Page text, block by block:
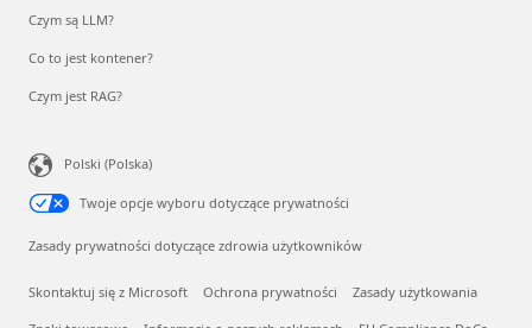
Czym są LLM?
Co to jest kontener?
Czym jest RAG?
Polski (Polska)
Twoje opcje wyboru dotyczące prywatności
Zasady prywatności dotyczące zdrowia użytkowników
Skontaktuj się z Microsoft Ochrona prywatności Zasady użytkowania